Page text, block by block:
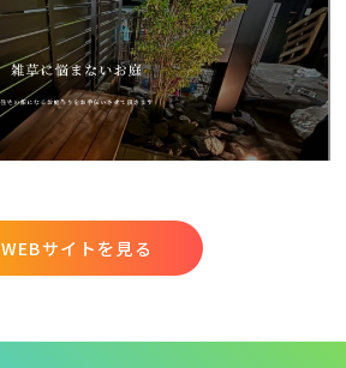
WEBサイトを見る